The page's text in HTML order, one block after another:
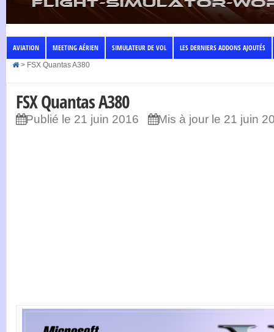
AVIATION MEETING AÉRIEN SIMULATEUR DE VOL LES DERNIERS ADDONS AJOUTÉS
> FSX Quantas A380
FSX Quantas A380
Publié le 21 juin 2016 Mis à jour le 21 juin